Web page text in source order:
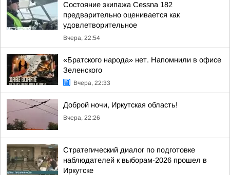
Состояние экипажа Cessna 182
предварительно оценивается как
удовлетворительное
Вчера, 22:54
«Братского народа» нет. Напомнили в офисе
Зеленского
Вчера, 22:33
Доброй ночи, Иркутская область!
Вчера, 22:26
Стратегический диалог по подготовке
наблюдателей к выборам-2026 прошел в
Иркутске